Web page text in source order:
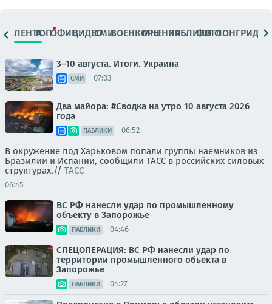
ЛЕНТАТОПОФИЦ.ВИДЕОСМИВОЕНКОРЫМНЕНИЯПАБЛИКИ
ФОТОЛОНГРИДЫ
3–10 августа. Итоги. Украина
СМИ 07:03
Два майора: #Сводка на утро 10 августа 2026
года
ПАБЛИКИ 06:52
В окружение под Харьковом попали группы наемников из
Бразилии и Испании, сообщили ТАСС в российских силовых
структурах.// ТАСС
06:45
ВС РФ нанесли удар по промышленному
объекту в Запорожье
ПАБЛИКИ 04:46
СПЕЦОПЕРАЦИЯ: ВС РФ нанесли удар по
территории промышленного обьекта в
Запорожье
ПАБЛИКИ 04:27